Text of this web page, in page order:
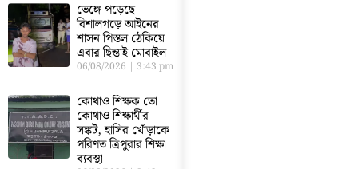
ভেঙ্গে পড়েছে
বিশালগড়ে আইনের
শাসন পিস্তল ঠেকিয়ে
এবার ছিন্তাই মোবাইল
06/08/2026 3:43 pm
কোথাও শিক্ষক তো
কোথাও শিক্ষার্থীর
সঙ্কট, হাসির খোঁড়াকে
পরিণত ত্রিপুরার শিক্ষা
ব্যবস্থা